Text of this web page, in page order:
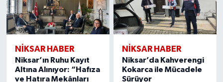
NİKSAR HABER
Niksar’ın Ruhu Kayıt
Altına Alınıyor: “Hafıza
ve Hatıra Mekânları
NİKSAR HABER
Niksar’da Kahverengi
Kokarca ile Mücadele
Sürüyor